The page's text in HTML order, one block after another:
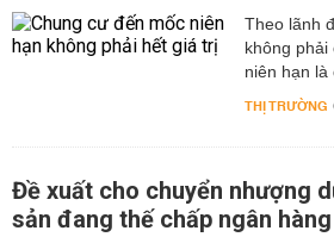
Theo lãnh
không
niên hạn là
THỊ TRƯỜNG
Đề xuất cho chuyển nhượng
sản đang thế chấp ngân hàng